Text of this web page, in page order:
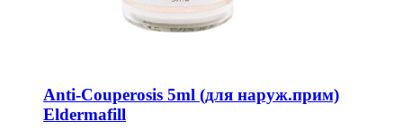
Anti-Couperosis 5ml (для наруж.прим)
Eldermafill